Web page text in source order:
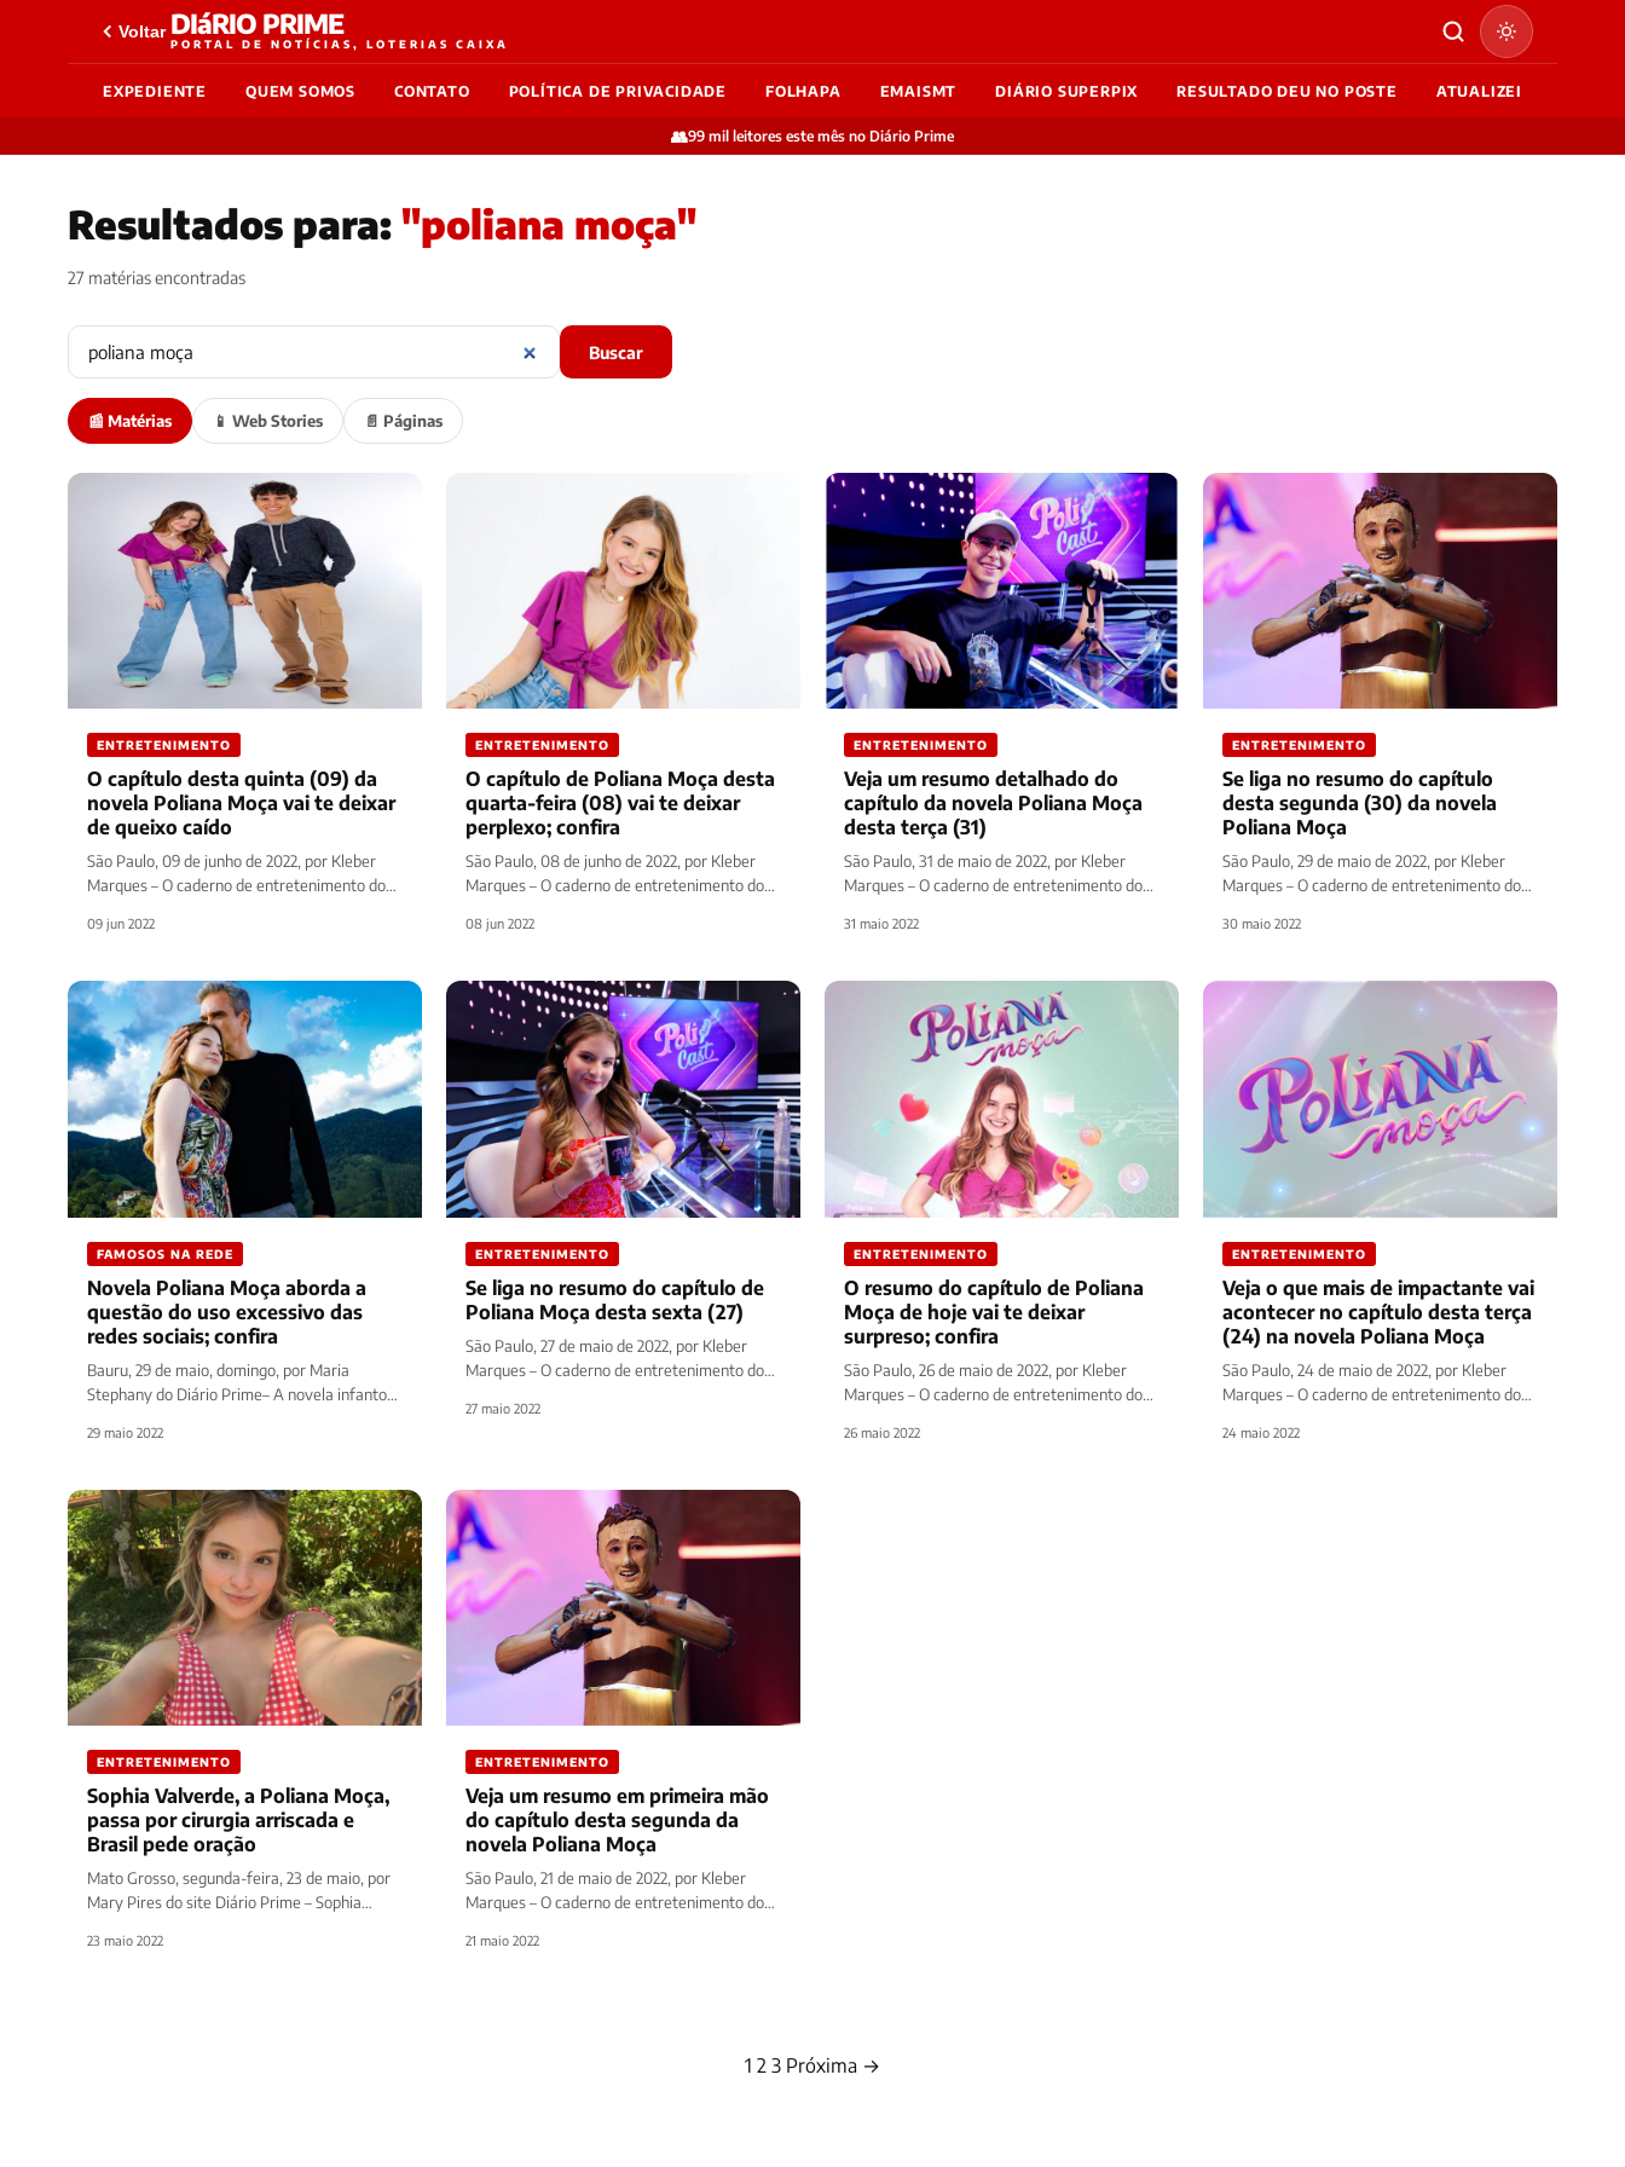
Voltar DIáRIO PRIME
PORTAL DE NOTÍCIAS, LOTERIAS CAIXA
EXPEDIENTE QUEM SOMOS CONTATO POLÍTICA DE PRIVACIDADE FOLHAPA EMAISMT DIÁRIO SUPERPIX RESULTADO DEU NO POSTE ATUALIZEI
👥99 mil leitores este mês no Diário Prime
Resultados para: "poliana moça"
27 matérias encontradas
Buscar
📰 Matérias 📱 Web Stories 📄 Páginas
ENTRETENIMENTO
O capítulo desta quinta (09) da
novela Poliana Moça vai te deixar
de queixo caído
São Paulo, 09 de junho de 2022, por Kleber
Marques – O caderno de entretenimento do
09 jun 2022
ENTRETENIMENTO
O capítulo de Poliana Moça desta
quarta-feira (08) vai te deixar
perplexo; confira
São Paulo, 08 de junho de 2022, por Kleber
Marques – O caderno de entretenimento do
08 jun 2022
ENTRETENIMENTO
Veja um resumo detalhado do
capítulo da novela Poliana Moça
desta terça (31)
São Paulo, 31 de maio de 2022, por Kleber
Marques – O caderno de entretenimento do
31 maio 2022
ENTRETENIMENTO
Se liga no resumo do capítulo
desta segunda (30) da novela
Poliana Moça
São Paulo, 29 de maio de 2022, por Kleber
Marques – O caderno de entretenimento do
30 maio 2022
FAMOSOS NA REDE
Novela Poliana Moça aborda a
questão do uso excessivo das
redes sociais; confira
Bauru, 29 de maio, domingo, por Maria
Stephany do Diário Prime– A novela infanto-
29 maio 2022
ENTRETENIMENTO
Se liga no resumo do capítulo de
Poliana Moça desta sexta (27)
São Paulo, 27 de maio de 2022, por Kleber
Marques – O caderno de entretenimento do
27 maio 2022
ENTRETENIMENTO
O resumo do capítulo de Poliana
Moça de hoje vai te deixar
surpreso; confira
São Paulo, 26 de maio de 2022, por Kleber
Marques – O caderno de entretenimento do
26 maio 2022
ENTRETENIMENTO
Veja o que mais de impactante vai
acontecer no capítulo desta terça
(24) na novela Poliana Moça
São Paulo, 24 de maio de 2022, por Kleber
Marques – O caderno de entretenimento do
24 maio 2022
ENTRETENIMENTO
Sophia Valverde, a Poliana Moça,
passa por cirurgia arriscada e
Brasil pede oração
Mato Grosso, segunda-feira, 23 de maio, por
Mary Pires do site Diário Prime – Sophia
23 maio 2022
ENTRETENIMENTO
Veja um resumo em primeira mão
do capítulo desta segunda da
novela Poliana Moça
São Paulo, 21 de maio de 2022, por Kleber
Marques – O caderno de entretenimento do
21 maio 2022
1 2 3 Próxima →